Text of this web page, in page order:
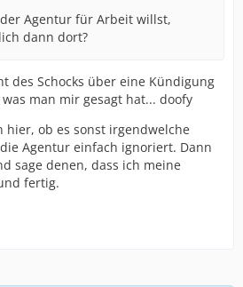
Agentur für Arbeit willst,
dann dort?
des Schocks über eine Kündigung
man mir gesagt hat... doofy
hier, ob es sonst irgendwelche
Agentur einfach ignoriert. Dann
sage denen, dass ich meine
fertig.